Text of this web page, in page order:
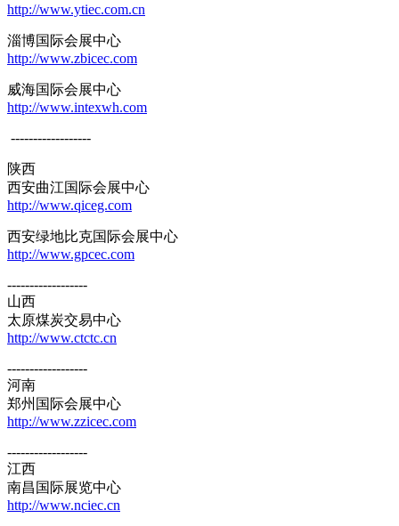
http://www.ytiec.com.cn
淄博国际会展中心
http://www.zbicec.com
威海国际会展中心
http://www.intexwh.com
------------------
陕西
西安曲江国际会展中心
http://www.qiceg.com
西安绿地比克国际会展中心
http://www.gpcec.com
------------------
山西
太原煤炭交易中心
http://www.ctctc.cn
------------------
河南
郑州国际会展中心
http://www.zzicec.com
------------------
江西
南昌国际展览中心
http://www.nciec.cn